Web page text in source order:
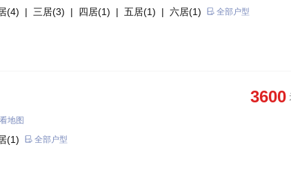
(4) | 三居(3) | 四居(1) | 五居(1) | 六居(1) 全部户型
3600
地图
(1) 全部户型